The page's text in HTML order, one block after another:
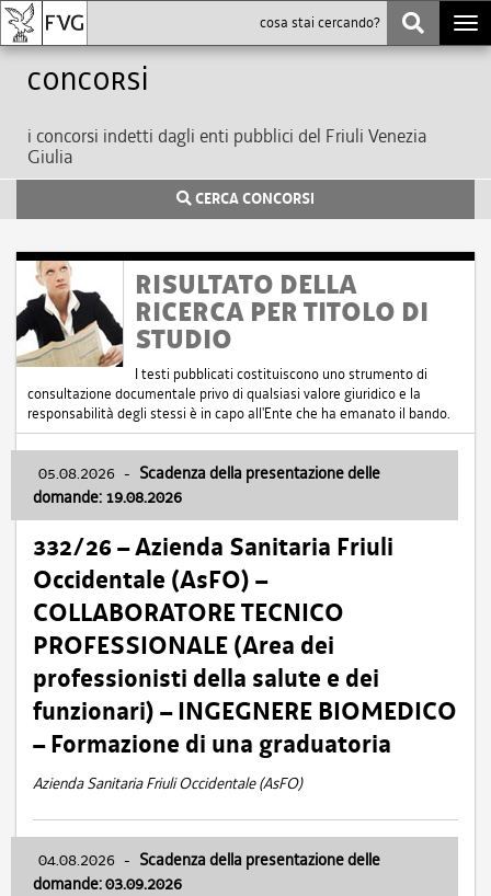
Concorsi
i concorsi indetti dagli enti pubblici del Friuli Venezia
Giulia
CERCA CONCORSI
RISULTATO DELLA
RICERCA PER TITOLO DI
STUDIO
I testi pubblicati costituiscono uno strumento di
consultazione documentale privo di qualsiasi valore giuridico e la
responsabilità degli stessi è in capo all'Ente che ha emanato il bando.
05.08.2026 - Scadenza della presentazione delle
domande: 19.08.2026
332/26 – Azienda Sanitaria Friuli
Occidentale (AsFO) –
COLLABORATORE TECNICO
PROFESSIONALE (Area dei
professionisti della salute e dei
funzionari) – INGEGNERE BIOMEDICO
– Formazione di una graduatoria
Azienda Sanitaria Friuli Occidentale (AsFO)
04.08.2026 - Scadenza della presentazione delle
domande: 03.09.2026